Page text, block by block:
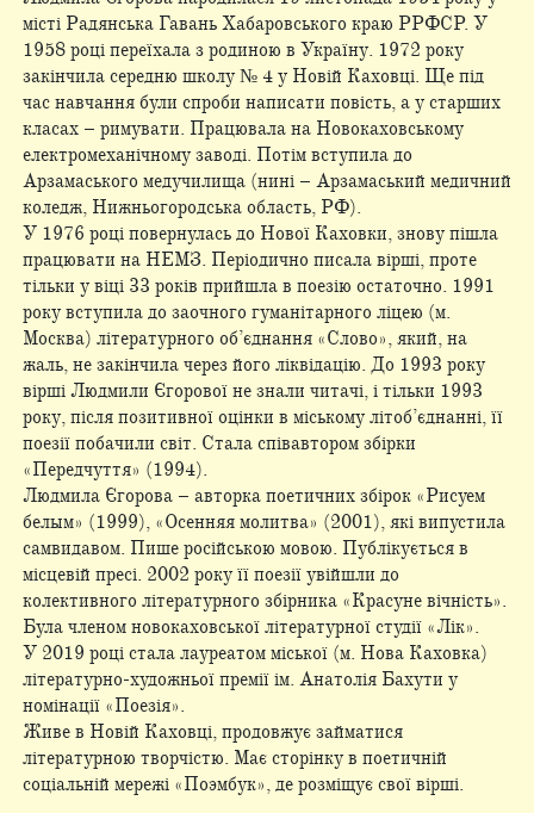
місті Радянська Гавань Хабаровського краю РРФСР. У
1958 році переїхала з родиною в Україну. 1972 року
закінчила середню школу № 4 у Новій Каховці. Ще під
час навчання були спроби написати повість, а у старших
класах – римувати. Працювала на Новокаховському
електромеханічному заводі. Потім вступила до
Арзамаського медучилища (нині – Арзамаський медичний
коледж, Нижньогородська область, РФ).
У 1976 році повернулась до Нової Каховки, знову пішла
працювати на НЕМЗ. Періодично писала вірші, проте
тільки у віці 33 років прийшла в поезію остаточно. 1991
року вступила до заочного гуманітарного ліцею (м.
Москва) літературного об’єднання «Слово», який, на
жаль, не закінчила через його ліквідацію. До 1993 року
вірші Людмили Єгорової не знали читачі, і тільки 1993
року, після позитивної оцінки в міському літоб’єднанні, її
поезії побачили світ. Стала співавтором збірки
«Передчуття» (1994).
Людмила Єгорова – авторка поетичних збірок «Рисуем
белым» (1999), «Осенняя молитва» (2001), які випустила
самвидавом. Пише російською мовою. Публікується в
місцевій пресі. 2002 року її поезії увійшли до
колективного літературного збірника «Красуне вічність».
Була членом новокаховської літературної студії «Лік».
У 2019 році стала лауреатом міської (м. Нова Каховка)
літературно-художньої премії ім. Анатолія Бахути у
номінації «Поезія».
Живе в Новій Каховці, продовжує займатися
літературною творчістю. Має сторінку в поетичній
соціальній мережі «Поэмбук», де розміщує свої вірші.